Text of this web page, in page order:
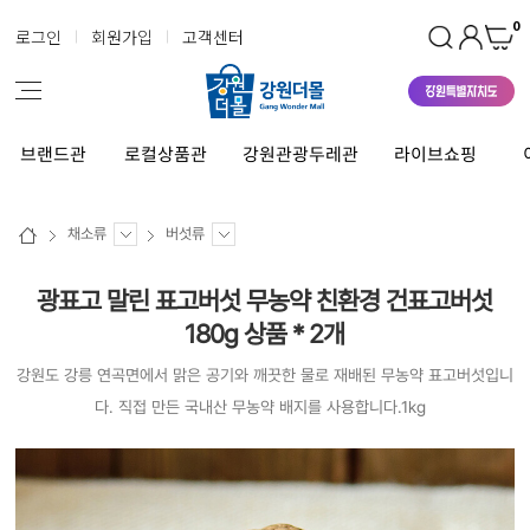
로그인 회원가입 고객센터 0
브랜드관 로컬상품관 강원관광두레관 라이브쇼핑
채소류 버섯류
광표고 말린 표고버섯 무농약 친환경 건표고버섯
180g 상품 * 2개
강원도 강릉 연곡면에서 맑은 공기와 깨끗한 물로 재배된 무농약 표고버섯입니
다. 직접 만든 국내산 무농약 배지를 사용합니다.1kg